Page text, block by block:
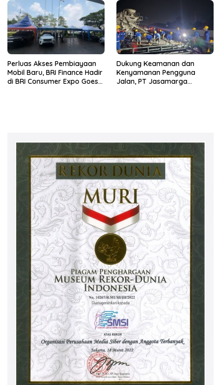
Perluas Akses Pembiayaan
Mobil Baru, BRI Finance Hadir
di BRI Consumer Expo Goes
Dukung Keamanan dan
Kenyamanan Pengguna
Jalan, PT Jasamarga